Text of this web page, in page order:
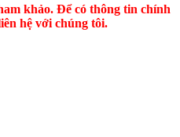
khảo. Để có thông tin chính
hệ với chúng tôi.